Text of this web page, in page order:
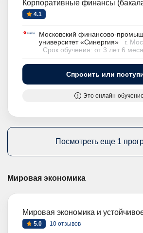
Корпоративные финансы
4.1
Московский финансово-
университет «Синергия»
г.
Срок обучения: от 3 лет 6
Спросить или
Это онлайн-обучение
Посмотреть еще 1
Мировая экономика
Мировая экономика и
5.0 10 отзывов